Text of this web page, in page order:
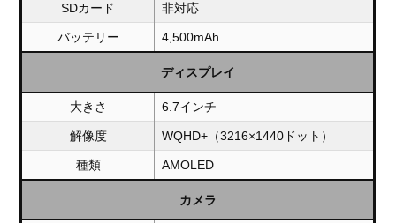
SDカード 非対応
バッテリー 4,500mAh
ディスプレイ
大きさ 6.7インチ
解像度 WQHD+（3216×1440ドット）
種類 AMOLED
カメラ